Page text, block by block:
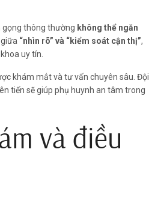
gọng thông thường không thể ngăn
“nhìn rõ” và “kiểm soát cận thị”,
uy tín.
khám mắt và tư vấn chuyên sâu. Đội
tiến sẽ giúp phụ huynh an tâm trong
và điều